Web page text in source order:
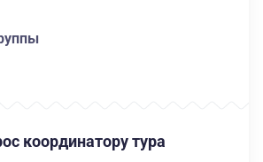
координатору тура